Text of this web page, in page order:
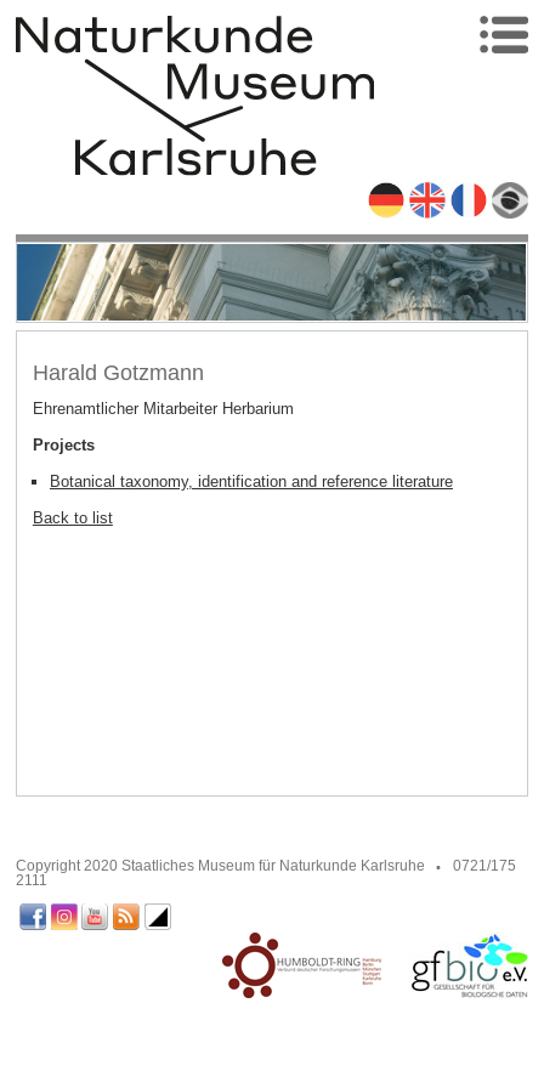
Harald Gotzmann
Ehrenamtlicher Mitarbeiter Herbarium
Projects
Botanical taxonomy, identification and reference literature
Back to list
Copyright 2020 Staatliches Museum für Naturkunde Karlsruhe
0721/175
2111